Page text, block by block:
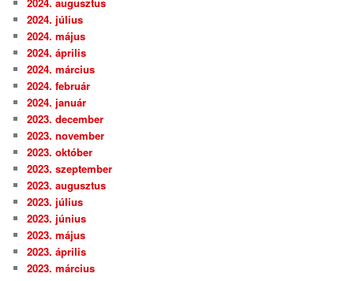
2024. július
2024. május
2024. április
2024. március
2024. február
2024. január
2023. december
2023. november
2023. október
2023. szeptember
2023. augusztus
2023. július
2023. június
2023. május
2023. április
2023. március